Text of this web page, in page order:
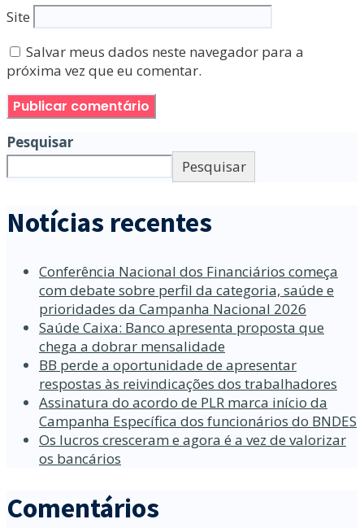
Site
Salvar meus dados neste navegador para a
próxima vez que eu comentar.
Pesquisar
Pesquisar
Notícias recentes
Conferência Nacional dos Financiários começa
com debate sobre perfil da categoria, saúde e
prioridades da Campanha Nacional 2026
Saúde Caixa: Banco apresenta proposta que
chega a dobrar mensalidade
BB perde a oportunidade de apresentar
respostas às reivindicações dos trabalhadores
Assinatura do acordo de PLR marca início da
Campanha Específica dos funcionários do BNDES
Os lucros cresceram e agora é a vez de valorizar
os bancários
Comentários